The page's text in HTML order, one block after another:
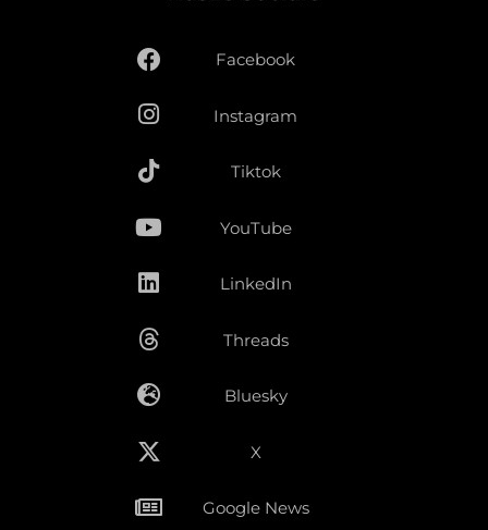
Facebook
Instagram
Tiktok
YouTube
LinkedIn
Threads
Bluesky
X
Google News